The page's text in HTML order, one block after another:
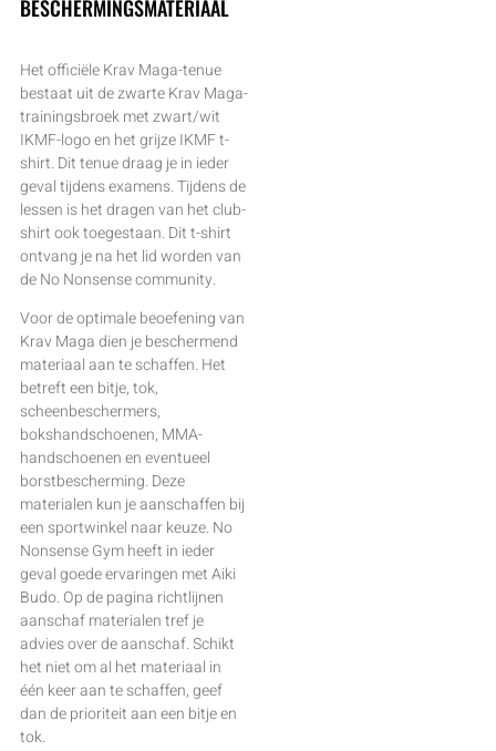
BESCHERMINGSMATERIAAL
Het officiële Krav Maga-tenue
bestaat uit de zwarte Krav Maga-
trainingsbroek met zwart/wit
IKMF-logo en het grijze IKMF t-
shirt. Dit tenue draag je in ieder
geval tijdens examens. Tijdens de
lessen is het dragen van het club-
shirt ook toegestaan. Dit t-shirt
ontvang je na het lid worden van
de No Nonsense community.
Voor de optimale beoefening van
Krav Maga dien je beschermend
materiaal aan te schaffen. Het
betreft een bitje, tok,
scheenbeschermers,
bokshandschoenen, MMA-
handschoenen en eventueel
borstbescherming. Deze
materialen kun je aanschaffen bij
een sportwinkel naar keuze. No
Nonsense Gym heeft in ieder
geval goede ervaringen met Aiki
Budo. Op de pagina richtlijnen
aanschaf materialen tref je
advies over de aanschaf. Schikt
het niet om al het materiaal in
één keer aan te schaffen, geef
dan de prioriteit aan een bitje en
tok.